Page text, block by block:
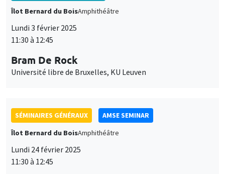
Îlot Bernard du BoisAmphithéâtre
Lundi 3 février 2025
11:30 à 12:45
Bram De Rock
Université libre de Bruxelles, KU Leuven
SÉMINAIRES GÉNÉRAUX
AMSE SEMINAR
Îlot Bernard du BoisAmphithéâtre
Lundi 24 février 2025
11:30 à 12:45